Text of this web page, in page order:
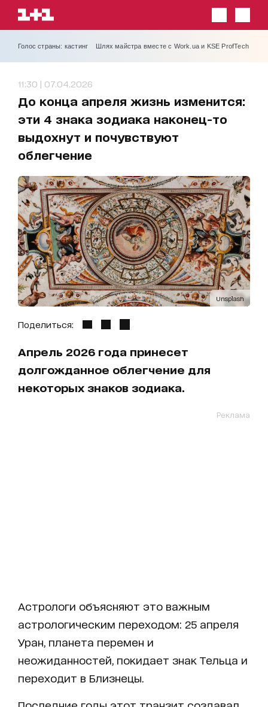
Голос страны: кастинг Шлях майстра вместе с Work.ua и KSE ProfTech
11:30 | 07.04.2026
До конца апреля жизнь изменится:
эти 4 знака зодиака наконец-то
выдохнут и почувствуют
облегчение
Unsplash
Поделиться:
Апрель 2026 года принесет
долгожданное облегчение для
некоторых знаков зодиака.
Реклама
Астрологи объясняют это важным
астрологическим переходом: 25 апреля
Уран, планета перемен и
неожиданностей, покидает знак Тельца и
переходит в Близнецы.